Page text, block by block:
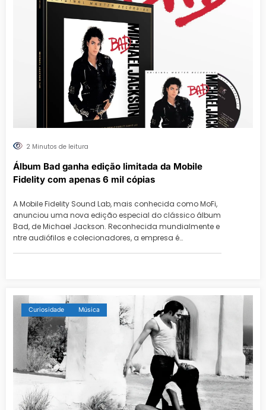
2 Minutos de leitura
Álbum Bad ganha edição limitada da Mobile
Fidelity com apenas 6 mil cópias
A Mobile Fidelity Sound Lab, mais conhecida como MoFi,
anunciou uma nova edição especial do clássico álbum
Bad, de Michael Jackson. Reconhecida mundialmente e
ntre audiófilos e colecionadores, a empresa é…
Curiosidade Música